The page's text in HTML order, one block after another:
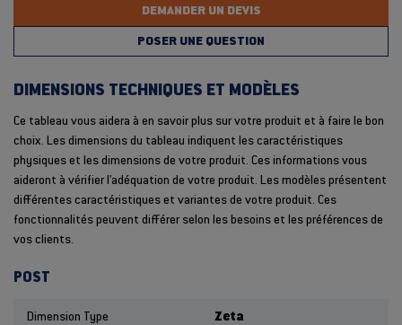
DEMANDER UN DEVIS
POSER UNE QUESTION
DIMENSIONS TECHNIQUES ET MODÈLES
Ce tableau vous aidera à en savoir plus sur votre produit et à faire le bon
choix. Les dimensions du tableau indiquent les caractéristiques
physiques et les dimensions de votre produit. Ces informations vous
aideront à vérifier l'adéquation de votre produit. Les modèles présentent
différentes caractéristiques et variantes de votre produit. Ces
fonctionnalités peuvent différer selon les besoins et les préférences de
vos clients.
POST
Dimension Type Zeta